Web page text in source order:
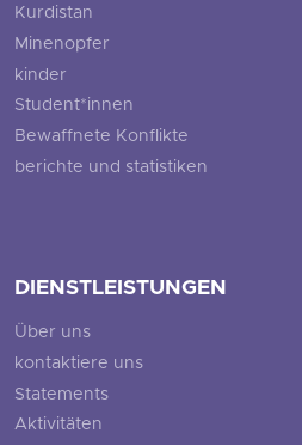
Kurdistan
Minenopfer
kinder
Student*innen
Bewaffnete Konflikte
berichte und statistiken
DIENSTLEISTUNGEN
Über uns
kontaktiere uns
Statements
Aktivitäten